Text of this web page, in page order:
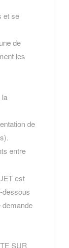
et se
de
les
la
de
entre
est
dessous
demande
SUR